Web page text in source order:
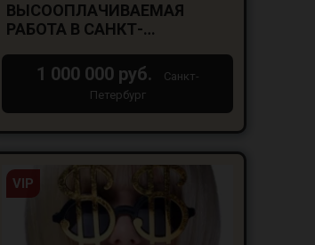
ВЫСООПЛАЧИВАЕМАЯ
РАБОТА В САНКТ-
1 000 000 руб.
Санкт-
Петербург
VIP